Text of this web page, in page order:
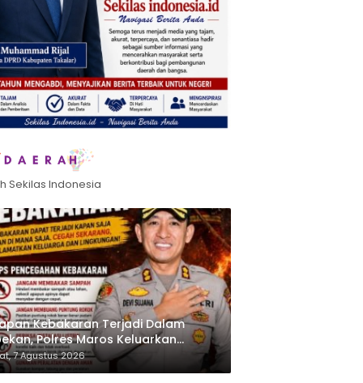
Sekilas Indonesia
Kebakaran Terjadi Dalam
Polres Maros Keluarkan
kepada Masyarakat
7 Agustus 2026